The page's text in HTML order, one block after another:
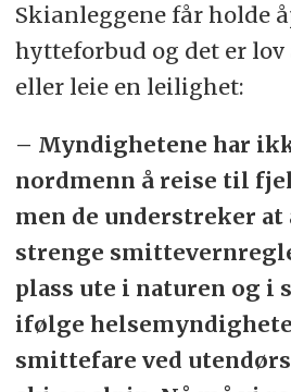
Skianleggene får holde
hytteforbud og det er lov
eller leie en leilighet:
– Myndighetene har
nordmenn å reise til
men de understreker
strenge
plass ute i naturen og i
ifølge
smittefare ved